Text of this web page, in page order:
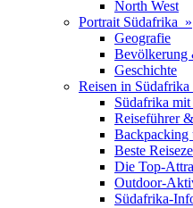
North West
Portrait Südafrika »
Geografie
Bevölkerung
Geschichte
Reisen in
Südafrika
Reiseführer
Beste
Die Top-
Outdoor-
Südafrika-